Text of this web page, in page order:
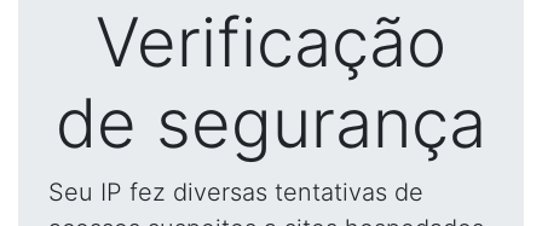
Verificação
de segurança
Seu IP fez diversas tentativas de